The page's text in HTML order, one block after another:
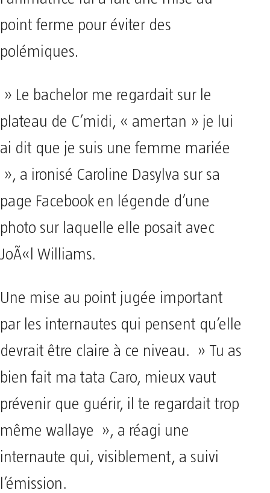
point ferme pour éviter des
polémiques.
» Le bachelor me regardait sur le
plateau de C’midi, « amertan » je lui
ai dit que je suis une femme mariée
», a ironisé Caroline Dasylva sur sa
page Facebook en légende d’une
photo sur laquelle elle posait avec
JoÃ«l Williams.
Une mise au point jugée important
par les internautes qui pensent qu’elle
devrait être claire à ce niveau. » Tu as
bien fait ma tata Caro, mieux vaut
prévenir que guérir, il te regardait trop
même wallaye », a réagi une
internaute qui, visiblement, a suivi
l’émission.